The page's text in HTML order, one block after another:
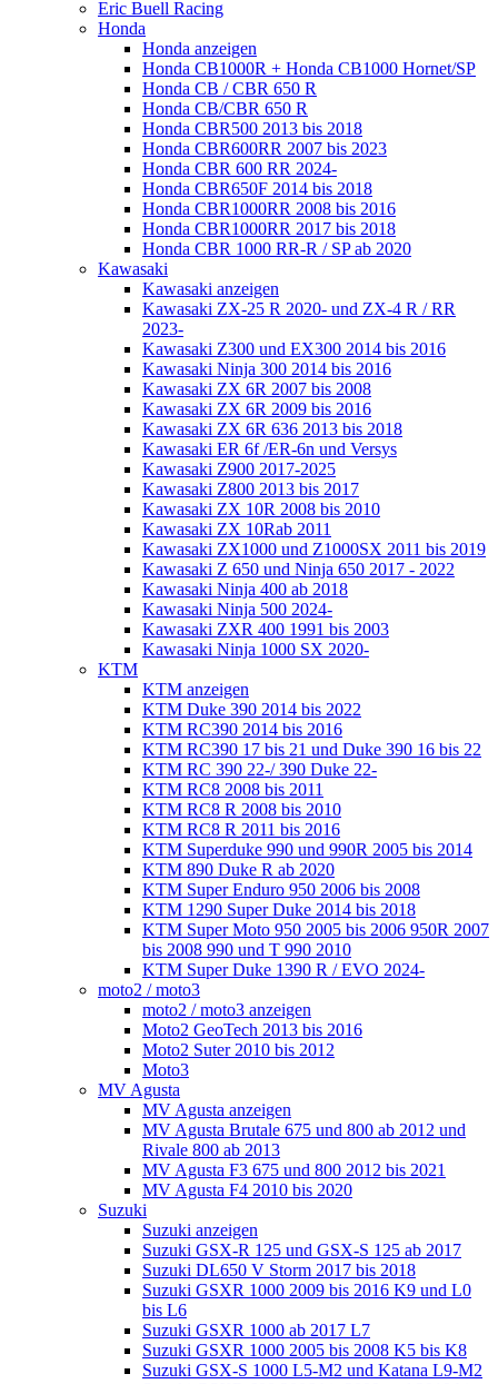
Eric Buell Racing
Honda
Honda anzeigen
Honda CB1000R + Honda CB1000 Hornet/SP
Honda CB / CBR 650 R
Honda CB/CBR 650 R
Honda CBR500 2013 bis 2018
Honda CBR600RR 2007 bis 2023
Honda CBR 600 RR 2024-
Honda CBR650F 2014 bis 2018
Honda CBR1000RR 2008 bis 2016
Honda CBR1000RR 2017 bis 2018
Honda CBR 1000 RR-R / SP ab 2020
Kawasaki
Kawasaki anzeigen
Kawasaki ZX-25 R 2020- und ZX-4 R / RR
2023-
Kawasaki Z300 und EX300 2014 bis 2016
Kawasaki Ninja 300 2014 bis 2016
Kawasaki ZX 6R 2007 bis 2008
Kawasaki ZX 6R 2009 bis 2016
Kawasaki ZX 6R 636 2013 bis 2018
Kawasaki ER 6f /ER-6n und Versys
Kawasaki Z900 2017-2025
Kawasaki Z800 2013 bis 2017
Kawasaki ZX 10R 2008 bis 2010
Kawasaki ZX 10Rab 2011
Kawasaki ZX1000 und Z1000SX 2011 bis 2019
Kawasaki Z 650 und Ninja 650 2017 - 2022
Kawasaki Ninja 400 ab 2018
Kawasaki Ninja 500 2024-
Kawasaki ZXR 400 1991 bis 2003
Kawasaki Ninja 1000 SX 2020-
KTM
KTM anzeigen
KTM Duke 390 2014 bis 2022
KTM RC390 2014 bis 2016
KTM RC390 17 bis 21 und Duke 390 16 bis 22
KTM RC 390 22-/ 390 Duke 22-
KTM RC8 2008 bis 2011
KTM RC8 R 2008 bis 2010
KTM RC8 R 2011 bis 2016
KTM Superduke 990 und 990R 2005 bis 2014
KTM 890 Duke R ab 2020
KTM Super Enduro 950 2006 bis 2008
KTM 1290 Super Duke 2014 bis 2018
KTM Super Moto 950 2005 bis 2006 950R 2007
bis 2008 990 und T 990 2010
KTM Super Duke 1390 R / EVO 2024-
moto2 / moto3
moto2 / moto3 anzeigen
Moto2 GeoTech 2013 bis 2016
Moto2 Suter 2010 bis 2012
Moto3
MV Agusta
MV Agusta anzeigen
MV Agusta Brutale 675 und 800 ab 2012 und
Rivale 800 ab 2013
MV Agusta F3 675 und 800 2012 bis 2021
MV Agusta F4 2010 bis 2020
Suzuki
Suzuki anzeigen
Suzuki GSX-R 125 und GSX-S 125 ab 2017
Suzuki DL650 V Storm 2017 bis 2018
Suzuki GSXR 1000 2009 bis 2016 K9 und L0
bis L6
Suzuki GSXR 1000 ab 2017 L7
Suzuki GSXR 1000 2005 bis 2008 K5 bis K8
Suzuki GSX-S 1000 L5-M2 und Katana L9-M2